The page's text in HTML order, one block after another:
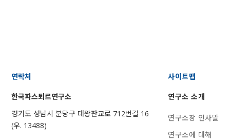
연락처
한국파스퇴르연구소
경기도 성남시 분당구 대왕판교로 712번길 16
(우. 13488)
사이트맵
연구소 소개
연구소장 인사말
연구소에 대해